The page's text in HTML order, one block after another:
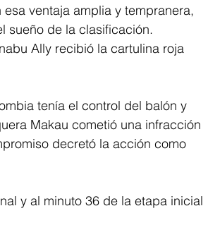
ventaja amplia y tempranera,
sueño de la clasificación.
Ally recibió la cartulina roja
tenía el control del balón y
Makau cometió una infracción
decretó la acción como
y al minuto 36 de la etapa inicial